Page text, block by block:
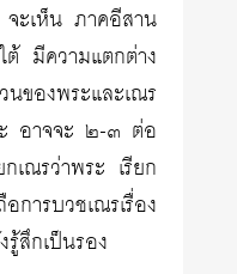
ะเห็น ภาคอีสาน
มีความแตกต่าง
องพระและเณร
ะ อาจจะ ๒-๓ ต่อ
เณรว่าพระ เรียก
ารบวชเณรเรื่อง
สึกเป็นรอง